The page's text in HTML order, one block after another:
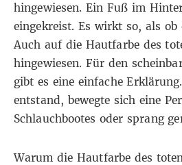
hingewiesen. Ein Fuß im
eingekreist. Es wirkt so, als ob
Auch auf die Hautfarbe des
hingewiesen. Für den
gibt es eine einfache
entstand, bewegte sich eine
Schlauchbootes oder sprang
Warum die Hautfarbe des